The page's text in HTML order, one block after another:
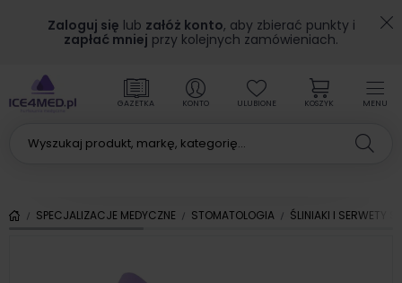
Zaloguj się lub załóż konto, aby zbierać punkty i
zapłać mniej przy kolejnych zamówieniach.
MENU
GAZETKA KONTO ULUBIONE KOSZYK
SPECJALIZACJE MEDYCZNE STOMATOLOGIA ŚLINIAKI I SERWETY